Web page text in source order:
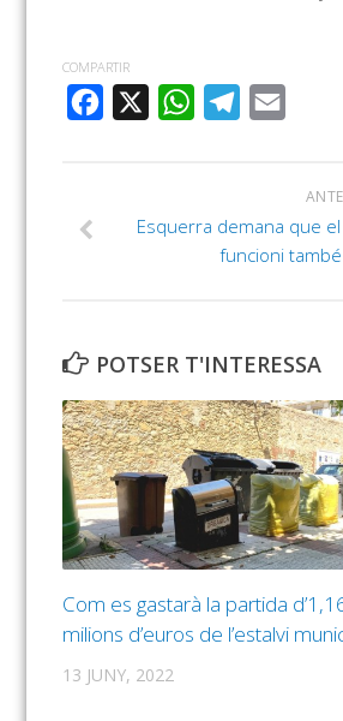
COMPARTIR
FACEBOOK
WHATSAPPTELEGRAM
Esquerra demana que el
funcioni
POTSER T'INTERESSA
Com es gastarà la partida
milions d’euros de l’estalvi
13 JUNY, 2022